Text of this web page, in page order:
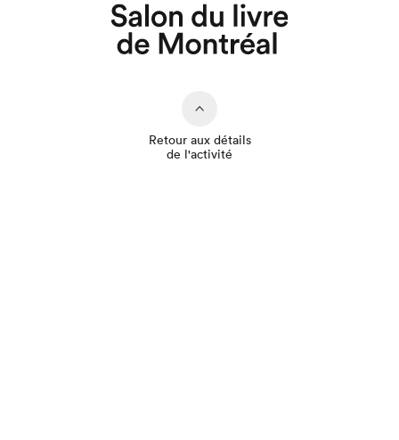
Que cherchez-vous?
Retour aux détails
de l'activité